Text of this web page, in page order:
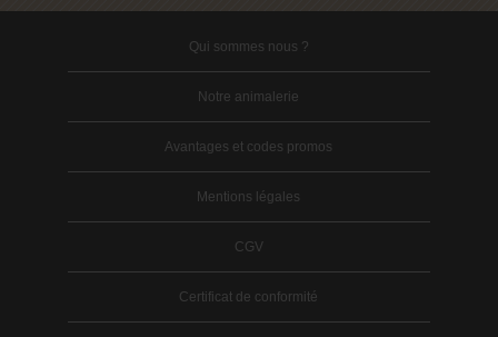
Qui sommes nous ?
Notre animalerie
Avantages et codes promos
Mentions légales
CGV
Certificat de conformité